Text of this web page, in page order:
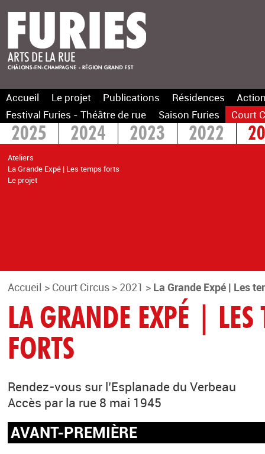
Accueil Le projet Publications Résidences
Festival Furies - Théâtre de rue
Saison Furies Court
2025 2024 2023 2022
Ateliers
La Grande Expé | Les temps forts
Le projet
Accueil > Court Circus > 2021 > La Grande Expé | Les
LA GRANDE EXPÉ | LES
FORTS
Rendez-vous sur l’Esplanade du Verbeau
Accès par la rue 8 mai 1945
AVANT-PREMIÈRE